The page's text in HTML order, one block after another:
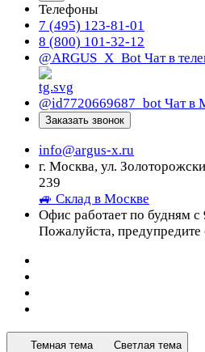
Телефоны
7 (495) 123-81-01
8 (800) 101-32-12
@ARGUS_X_Bot Чат в
@id7720669687_bot Чат в
Заказать звонок
info@argus-x.ru
г. Москва, ул.
239
🚙 Склад в Москве
Офис работает по будням
Пожалуйста, предупредите
Темная тема Светлая тема